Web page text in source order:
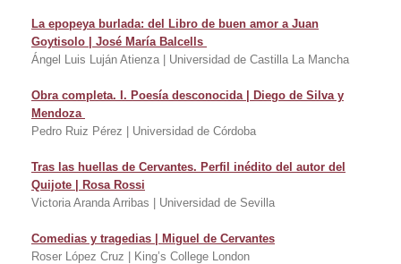
La epopeya burlada: del Libro de buen amor a Juan
Goytisolo | José María Balcells
Ángel Luis Luján Atienza | Universidad de Castilla La Mancha
Obra completa. I. Poesía desconocida | Diego de Silva y
Mendoza
Pedro Ruiz Pérez | Universidad de Córdoba
Tras las huellas de Cervantes. Perfil inédito del autor del
Quijote | Rosa Rossi
Victoria Aranda Arribas | Universidad de Sevilla
Comedias y tragedias | Miguel de Cervantes
Roser López Cruz | King’s College London